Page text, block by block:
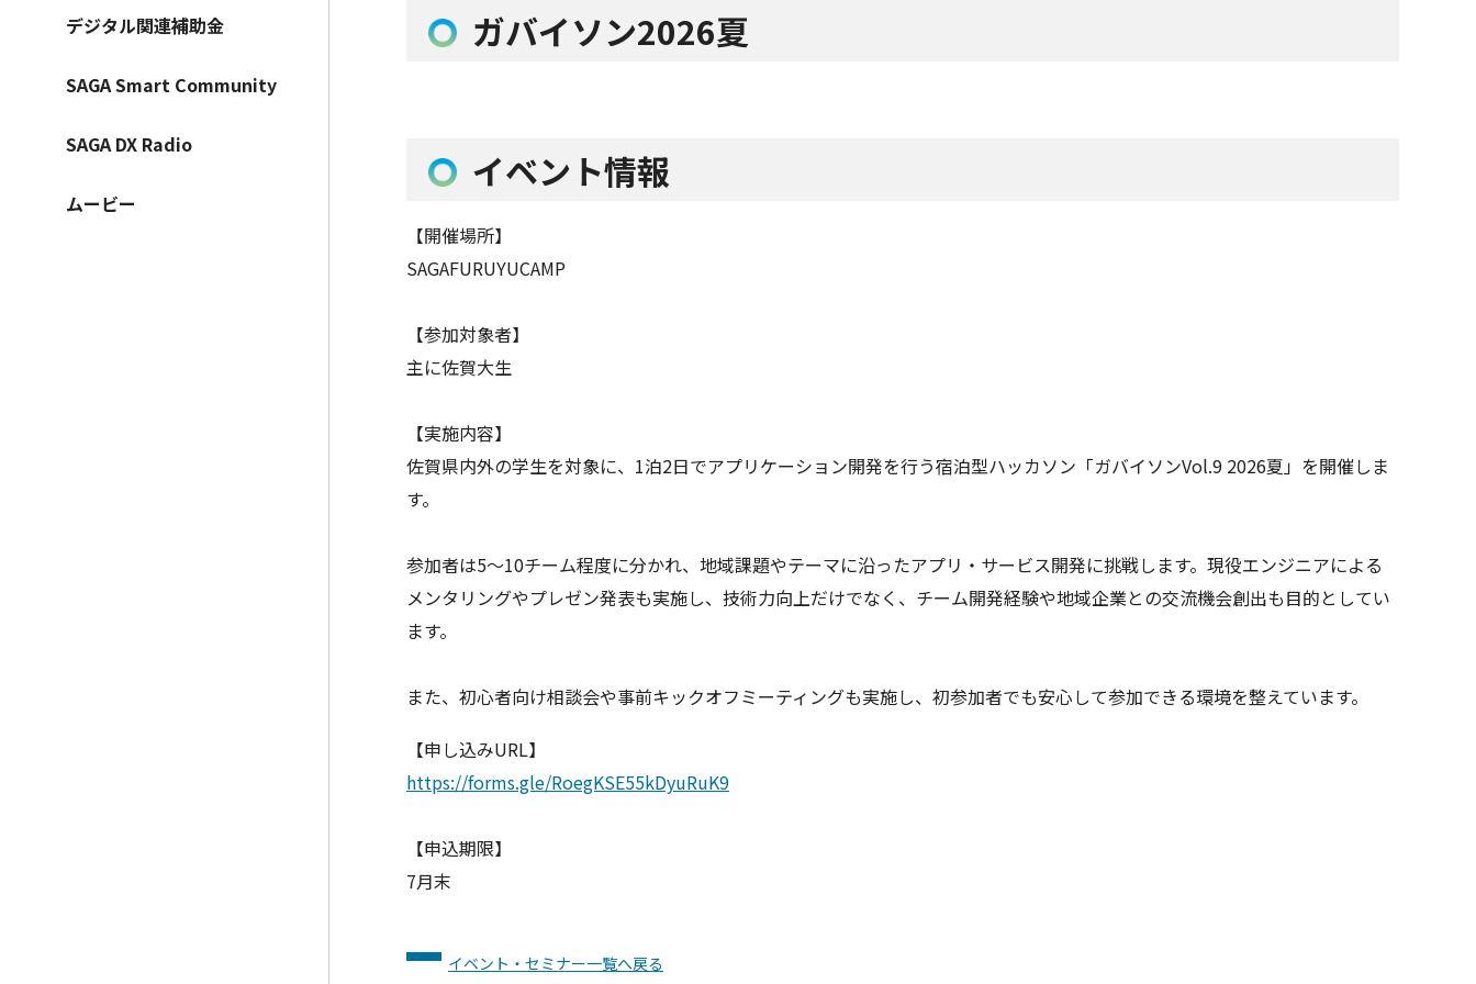
デジタル関連補助金
SAGA Smart Community
SAGA DX Radio
ムービー
ガバイソン2026夏
イベント情報
【開催場所】
SAGAFURUYUCAMP
【参加対象者】
主に佐賀大生
【実施内容】
佐賀県内外の学生を対象に、1泊2日でアプリケーション開発を行う宿泊型ハッカソン「ガバイソンVol.9 2026夏」を開催しま
す。
参加者は5〜10チーム程度に分かれ、地域課題やテーマに沿ったアプリ・サービス開発に挑戦します。現役エンジニアによる
メンタ リングやプレゼン発表も実施し、技術力向上だけでなく、チーム開発経験や地域企業との交流機会創出も目的としてい
ます。
また、初心者向け相談会や事前キックオフミーティングも実施し、 初参加者でも安心して参加できる環境を整えています。
【申し込みURL】
https://forms.gle/RoegKSE55kDyuRuK9
【申込期限】
7月末
イベント・セミナー一覧へ戻る